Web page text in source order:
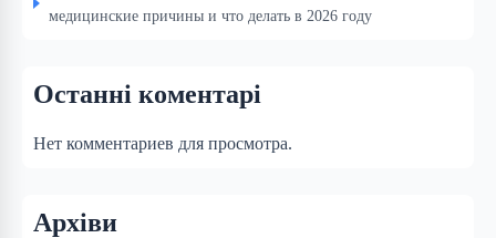
медицинские причины и что делать в 2026 году
Останні коментарі
Нет комментариев для просмотра.
Архіви